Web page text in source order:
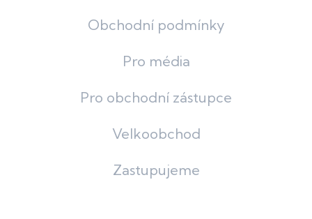
Obchodní podmínky
Pro média
Pro obchodní zástupce
Velkoobchod
Zastupujeme